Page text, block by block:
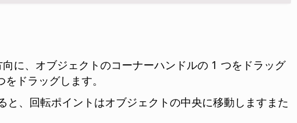
に、オブジェクトのコーナーハンドルの 1 つをドラッグ
ドラッグします。
、回転ポイントはオブジェクトの中央に移動しますまた